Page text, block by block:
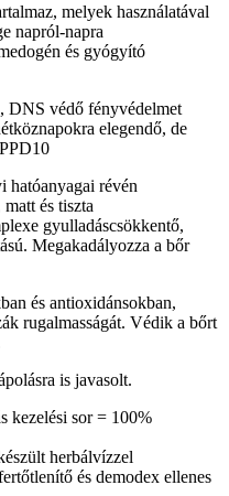
melyek használatával
napról-napra
és gyógyító
DNS védő fényvédelmet
elegendő, de
hatóanyagai révén
és tiszta
gyulladáscsökkentő,
Megakadályozza a bőr
és antioxidánsokban,
rugalmasságát. Védik a bőrt
is javasolt.
kezelési sor = 100%
herbálvízzel
és demodex ellenes